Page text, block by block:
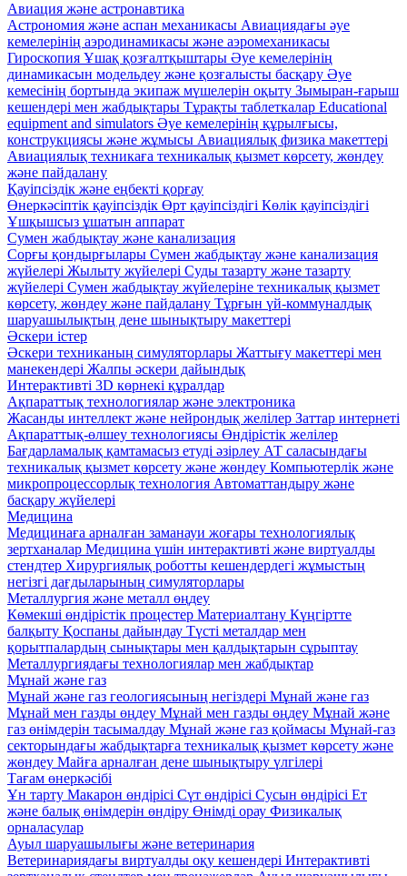
Авиация және астронавтика
Астрономия және аспан механикасы Авиациядағы әуе
кемелерінің аэродинамикасы және аэромеханикасы
Гироскопия Ұшақ қозғалтқыштары Әуе кемелерінің
динамикасын модельдеу және қозғалысты басқару Әуе
кемесінің бортында экипаж мүшелерін оқыту Зымыран-ғарыш
кешендері мен жабдықтары Тұрақты таблеткалар Educational
equipment and simulators Әуе кемелерінің құрылғысы,
конструкциясы және жұмысы Авиациялық физика макеттері
Авиациялық техникаға техникалық қызмет көрсету, жөндеу
және пайдалану
Қауіпсіздік және еңбекті қорғау
Өнеркәсіптік қауіпсіздік Өрт қауіпсіздігі Көлік қауіпсіздігі
Ұшқышсыз ұшатын аппарат
Сумен жабдықтау және канализация
Сорғы қондырғылары Сумен жабдықтау және канализация
жүйелері Жылыту жүйелері Суды тазарту және тазарту
жүйелері Сумен жабдықтау жүйелеріне техникалық қызмет
көрсету, жөндеу және пайдалану Тұрғын үй-коммуналдық
шаруашылықтың дене шынықтыру макеттері
Әскери істер
Әскери техниканың симуляторлары Жаттығу макеттері мен
манекендері Жалпы әскери дайындық
Интерактивті 3D көрнекі құралдар
Ақпараттық технологиялар және электроника
Жасанды интеллект және нейрондық желілер Заттар интернеті
Ақпараттық-өлшеу технологиясы Өндірістік желілер
Бағдарламалық қамтамасыз етуді әзірлеу АТ саласындағы
техникалық қызмет көрсету және жөндеу Компьютерлік және
микропроцессорлық технология Автоматтандыру және
басқару жүйелері
Медицина
Медицинаға арналған заманауи жоғары технологиялық
зертханалар Медицина үшін интерактивті және виртуалды
стендтер Хирургиялық роботты кешендердегі жұмыстың
негізгі дағдыларының симуляторлары
Металлургия және металл өңдеу
Көмекші өндірістік процестер Материалтану Күңгіртте
балқыту Қоспаны дайындау Түсті металдар мен
қорытпалардың сынықтары мен қалдықтарын сұрыптау
Металлургиядағы технологиялар мен жабдықтар
Мұнай және газ
Мұнай және газ геологиясының негіздері Мұнай және газ
Мұнай мен газды өңдеу Мұнай мен газды өңдеу Мұнай және
газ өнімдерін тасымалдау Мұнай және газ қоймасы Мұнай-газ
секторындағы жабдықтарға техникалық қызмет көрсету және
жөндеу Майға арналған дене шынықтыру үлгілері
Тағам өнеркәсібі
Ұн тарту Макарон өндірісі Сүт өндірісі Сусын өндірісі Ет
және балық өнімдерін өндіру Өнімді орау Физикалық
орналасулар
Ауыл шаруашылығы және ветеринария
Ветеринариядағы виртуалды оқу кешендері Интерактивті